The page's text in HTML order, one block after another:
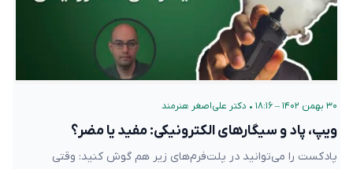
۳۰ بهمن ۱۴۰۲ – ۱۸:۱۶ • دکتر علی‌اصغر هنرمند
ویپ، پاد و سیگارهای الکترونیکی: مفید یا مضر؟
پادکست را می‌توانید در پلت‌فرم‌های زیر هم گوش کنید: وقتی